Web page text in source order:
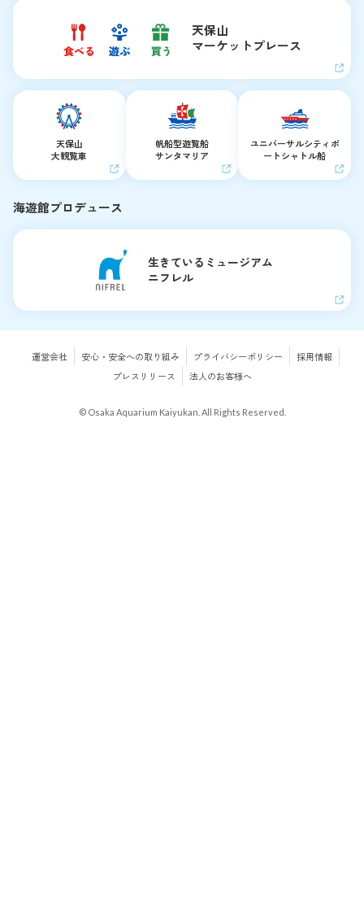
天保山
マーケットプレース
天保山
大観覧車
帆船型遊覧船
サンタマリア
ユニバーサルシティ ポ
ートシャトル船
海遊館プロデュース
生きているミュージアム
ニフレル
運営会社 安心・安全への取り組み プライバシーポリシー
採用情報
プレスリリース
法人のお客様へ
© Osaka Aquarium Kaiyukan. All Rights Reserved.